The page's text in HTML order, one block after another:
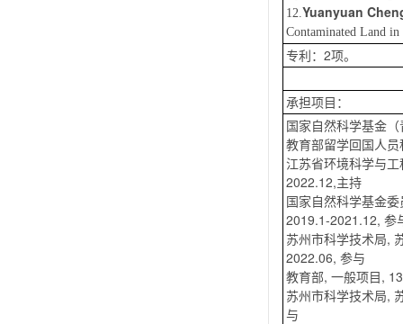
12.Yuanyuan
Contaminated Land
专利：2项。
承担项目：
国家自然科学基金
教育部留学回国人
江苏省环境科学与
2022.12,主持
国家自然科学基金
2019.1-2021.12, 参
苏州市科学技术局,
2022.06, 参与
教育部, 一般项目,
苏州市科学技术局,
与